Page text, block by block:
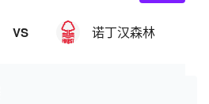
VS 诺丁汉森林